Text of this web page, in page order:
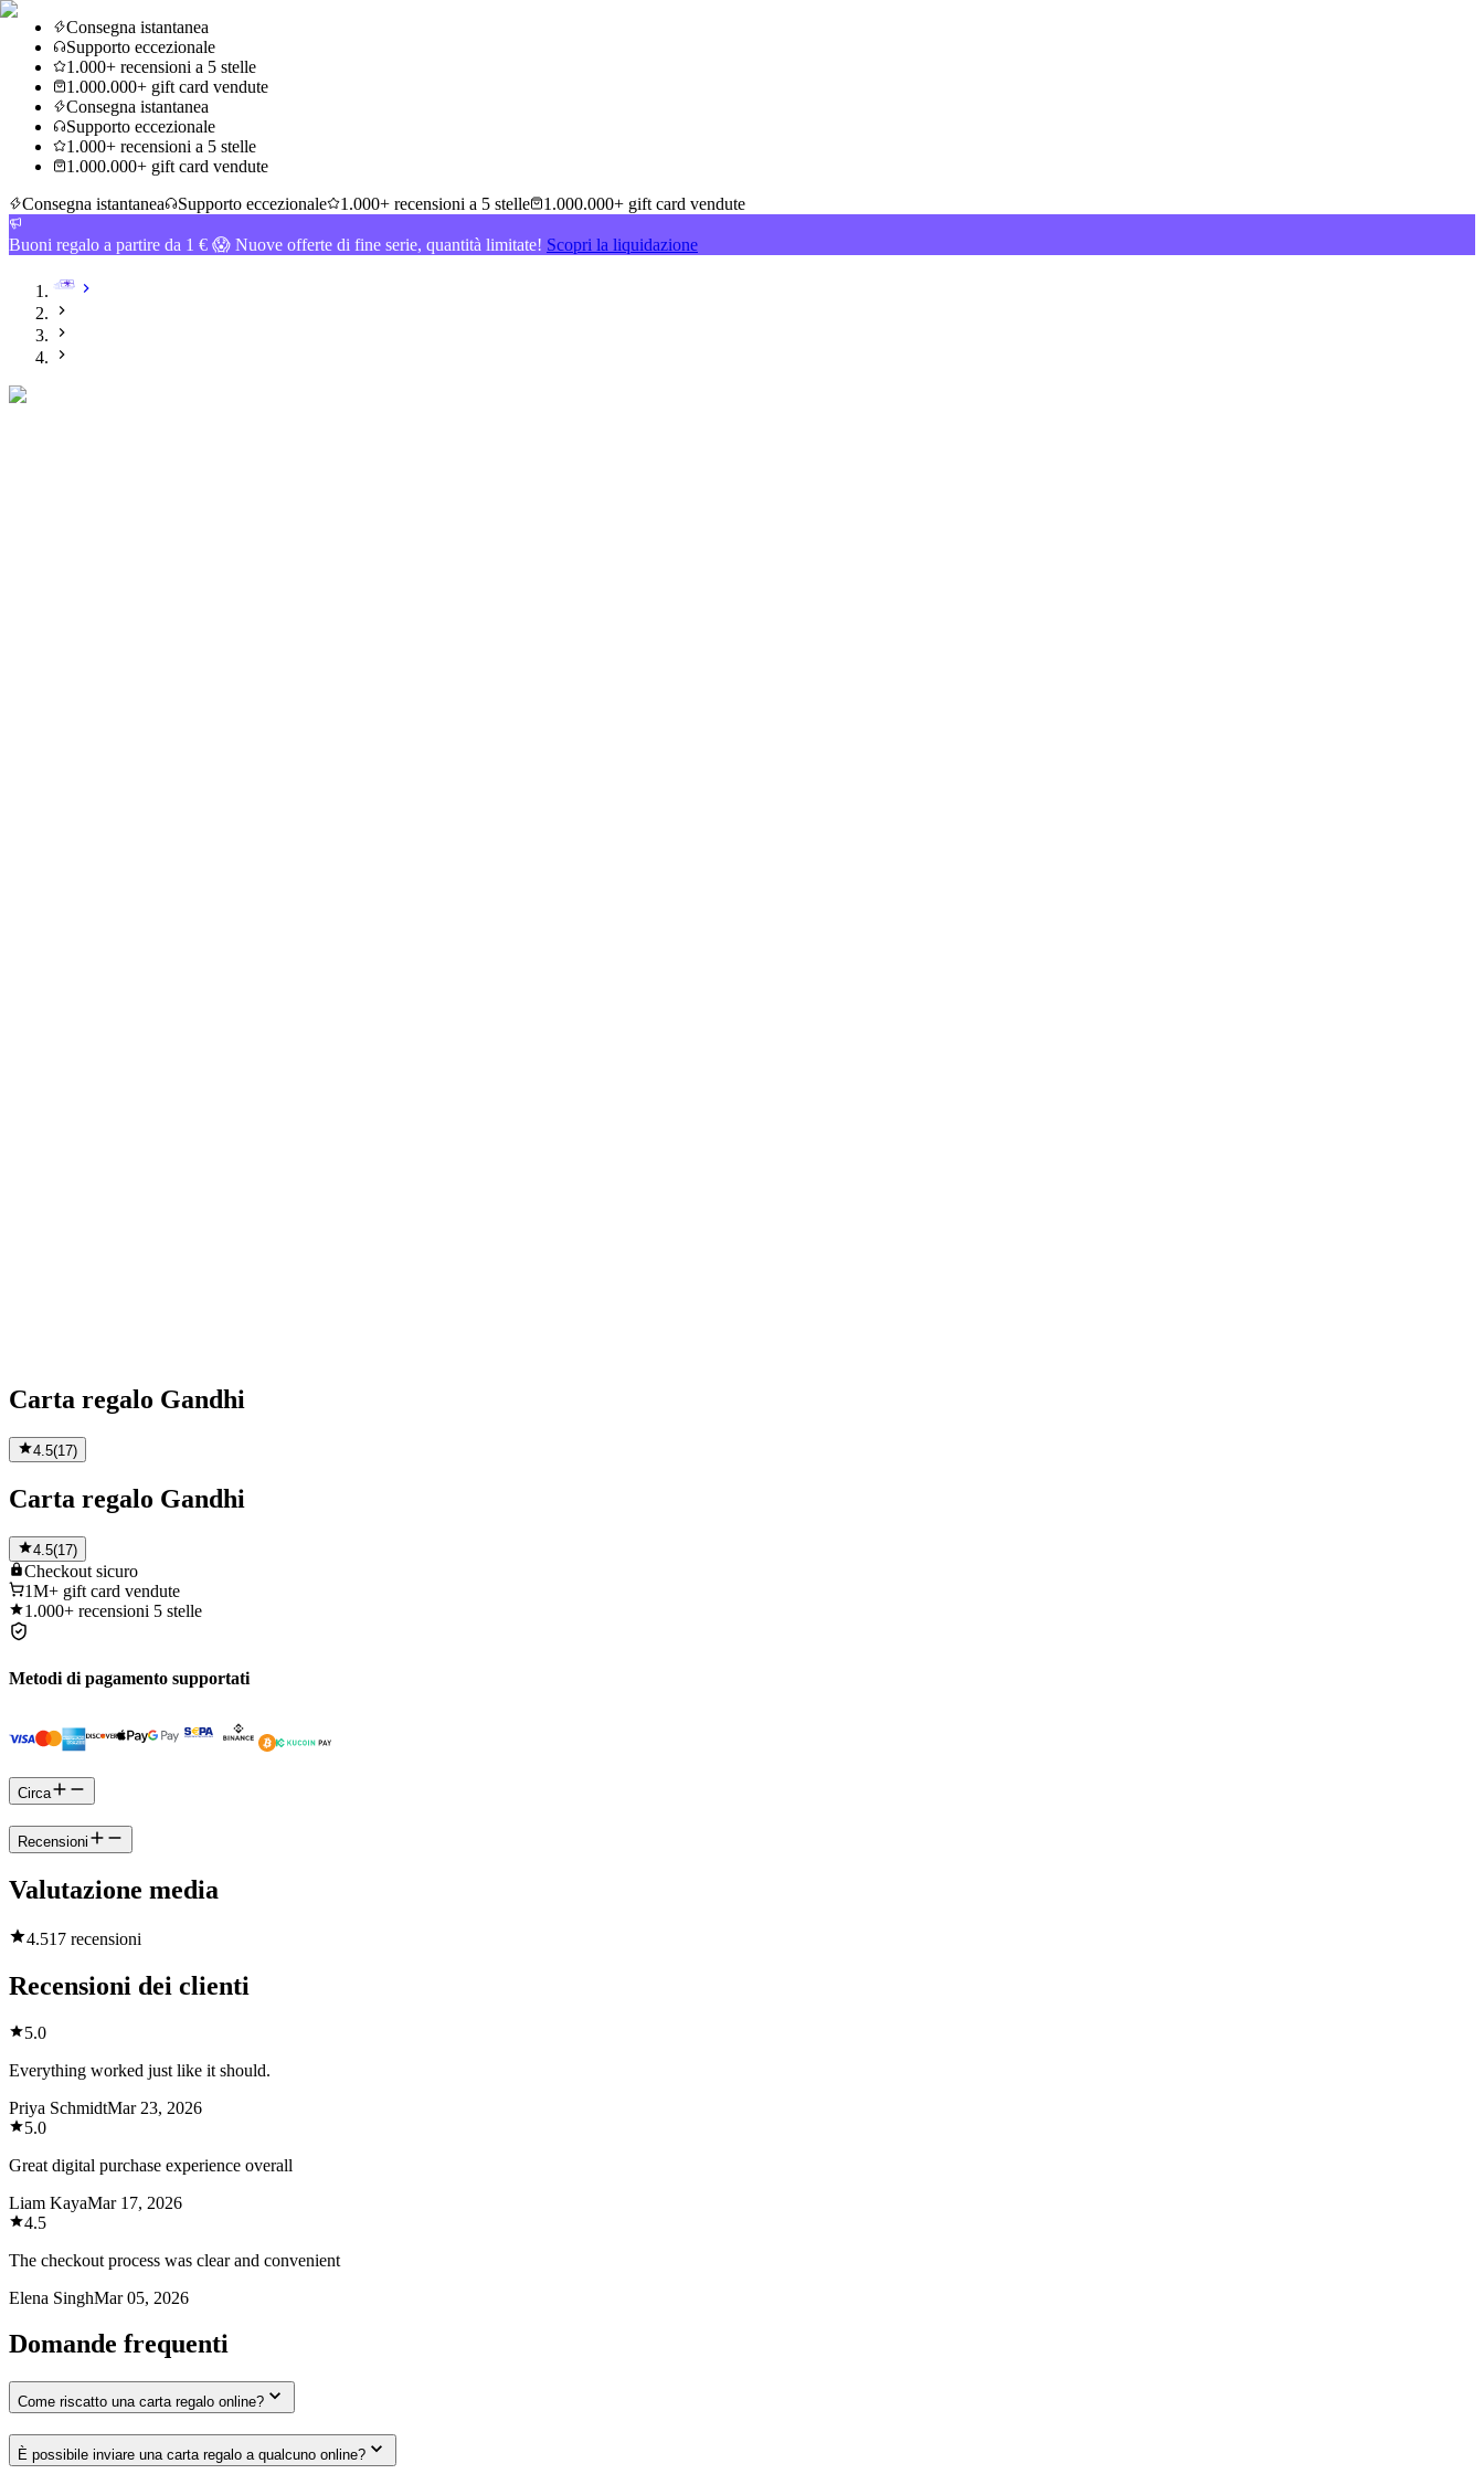
Consegna istantanea
Supporto eccezionale
1.000+ recensioni a 5 stelle
1.000.000+ gift card vendute
Consegna istantanea
Supporto eccezionale
1.000+ recensioni a 5 stelle
1.000.000+ gift card vendute
Consegna istantanea
Supporto eccezionale 1.000+ recensioni a 5 stelle 1.000.000+ gift card vendute
Buoni regalo a partire da 1 € 😱 Nuove offerte di fine serie, quantità limitate! Scopri la liquidazione
Carta regalo Gandhi
4.5(17)
Carta regalo Gandhi
4.5(17)
Checkout sicuro
1M+ gift card vendute
1.000+ recensioni 5 stelle
Metodi di pagamento supportati
Circa
Recensioni
Valutazione media
4.517 recensioni
Recensioni dei clienti
5.0
Everything worked just like it should.
Priya SchmidtMar 23, 2026
5.0
Great digital purchase experience overall
Liam KayaMar 17, 2026
4.5
The checkout process was clear and convenient
Elena SinghMar 05, 2026
Domande frequenti
Come riscatto una carta regalo online?
È possibile inviare una carta regalo a qualcuno online?